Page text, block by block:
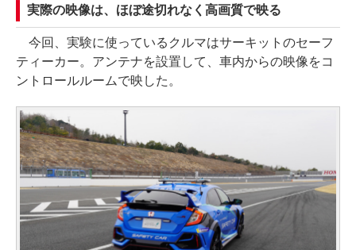
実際の映像は、ほぼ途切れなく高画質で映る
今回、実験に使っているクルマはサーキットのセーフ
ティーカー。アンテナを設置して、車内からの映像をコ
ントロールルームで映した。